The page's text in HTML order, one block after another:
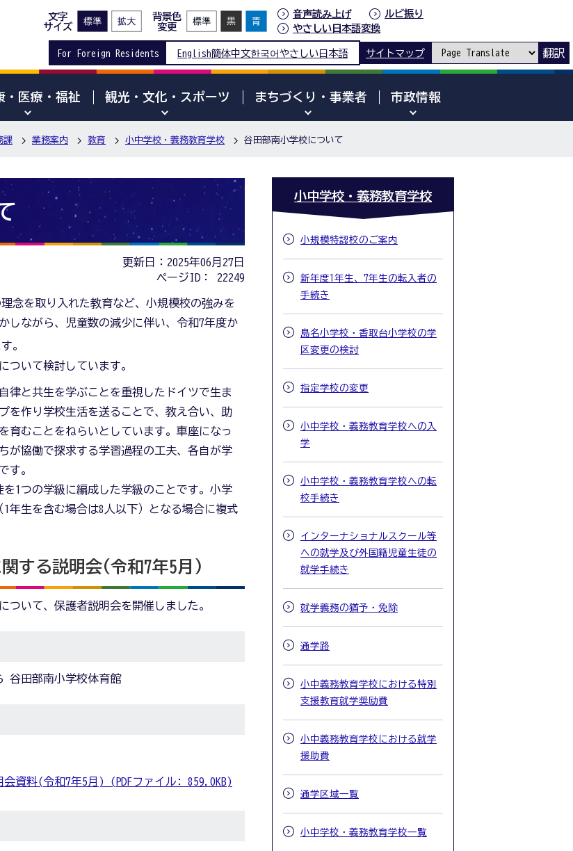
文字
サイズ
背景色
変更
音声読み上げ
ルビ振り
やさしい日本語変換
For Foreign Residents English簡体中文한국어 やさしい日本語 サイトマップ 翻訳
・医療・福祉 観光・文化・スポーツ まちづくり・事業者 市政情報
課 業務案内 教育 小中学校・義務教育学校 谷田部南小学校について
更新日：2025年06月27日
ページID：
22249
理念を取り入れた教育など、小規模校の強みを
しながら、児童数の減少に伴い、令和7年度か
。
ついて検討しています。
と共生を学ぶことを重視したドイツで生ま
を作り学校生活を送ることで、教え合い、助
育むことをねらいとしています。車座になっ
が協働で探求する学習過程の工夫、各自が学
す。
1つの学級に編成した学級のことです。小学
年生を含む場合は8人以下）となる場合に複式
する説明会(令和7年5月)
ついて、保護者説明会を開催しました。
谷田部南小学校体育館
資料(令和7年5月) (PDFファイル: 859.0KB)
小中学校・義務教育学校
小規模特認校のご案内
新年度1年生、7年生の転入者の
手続き
島名小学校・香取台小学校の学
区変更の検討
指定学校の変更
小中学校・義務教育学校への入
学
小中学校・義務教育学校への転
校手続き
インターナショナルスクール等
への就学及び外国籍児童生徒の
就学手続き
就学義務の猶予・免除
通学路
小中義務教育学校における特別
支援教育就学奨励費
小中義務教育学校における就学
援助費
通学区域一覧
小中学校・義務教育学校一覧